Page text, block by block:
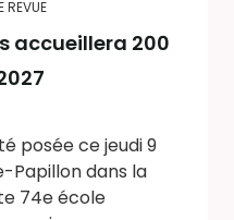
REVUE
accueillera 200
posée ce jeudi 9
Papillon dans la
74e école